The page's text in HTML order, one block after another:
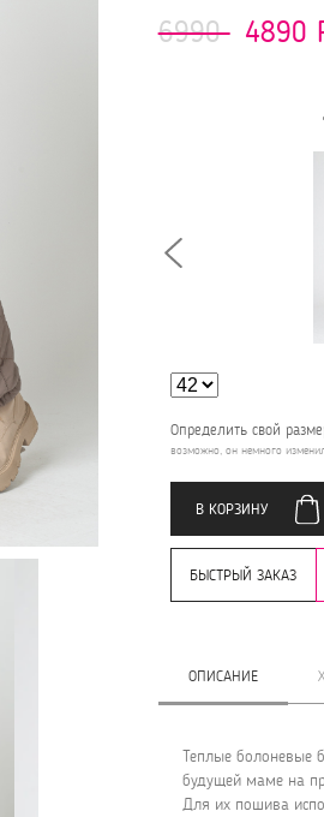
6990 4890
Определить свой
возможно, он немного
В КОРЗИНУ
БЫСТРЫЙ ЗАКАЗ
ОПИСАНИЕ
Теплые болоневые
будущей маме на
Для их пошива